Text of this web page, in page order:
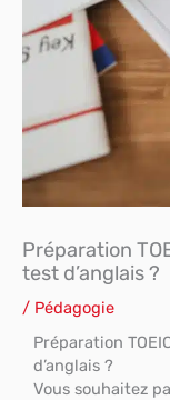
Préparation
test d’anglais ?
/ Pédagogie
Préparation
d’anglais ?
Vous souhaitez